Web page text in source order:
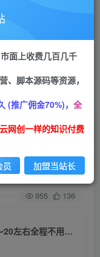
APP下载
GO
时15～20左右
关注 私信
955 136
苹果小游戏无限撸红包，单机一小时15～20左右全程不用看广告【揭秘】
面上收费几百几千
、脚本源码等资源，
(推广佣金70%)， 全
网创一样的知识付费
员 加盟当站长